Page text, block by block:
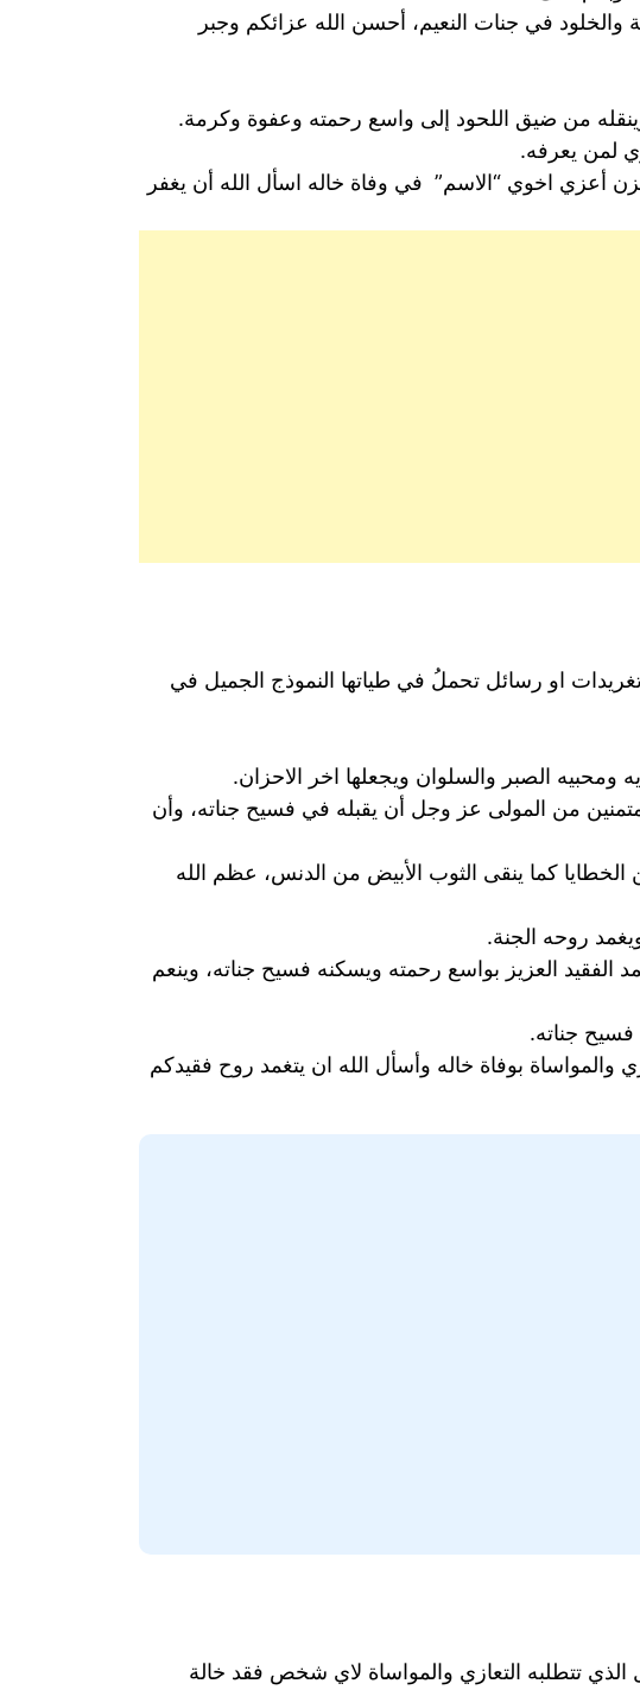
والخلود في جنات النعيم، أحسن الله عزائكم وجبر
من ضيق اللحود إلى واسع رحمته وعفوة وكرمة.
لمن يعرفه.
أعزي اخوي “الاسم” في وفاة خاله اسأل الله أن يغفر
او رسائل تحملُ في طياتها النموذج الجميل في
الصبر والسلوان ويجعلها اخر الاحزان.
متمنين من المولى عز وجل أن يقبله في فسيح جناته، وأن
الخطايا كما ينقى الثوب الأبيض من الدنس، عظم الله
روحه الجنة.
الفقيد العزيز بواسع رحمته ويسكنه فسيح جناته، وينعم
فسيح جناته.
والمواساة بوفاة خاله وأسأل الله ان يتغمد روح فقيدكم
الذي تتطلبه التعازي والمواساة لاي شخص فقد خالة